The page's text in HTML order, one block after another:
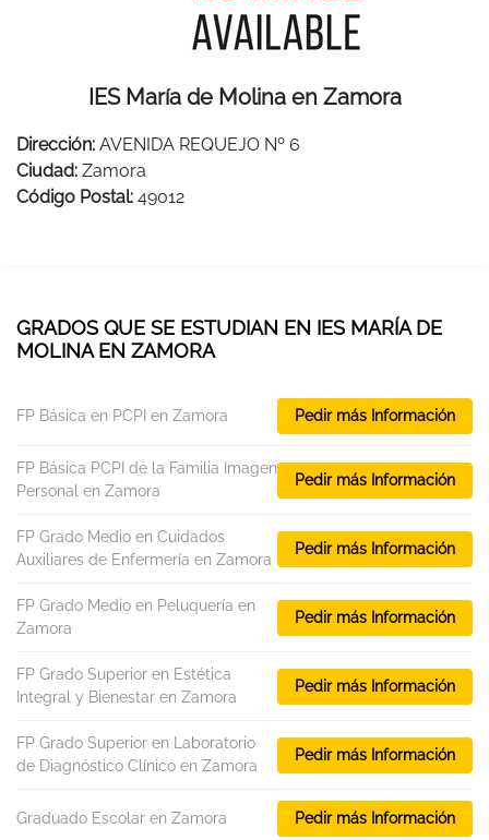
IES María de Molina en Zamora
Dirección: AVENIDA REQUEJO Nº 6
Ciudad: Zamora
Código Postal: 49012
GRADOS QUE SE ESTUDIAN EN IES MARÍA DE
MOLINA EN ZAMORA
FP Básica en PCPI en Zamora Pedir más Información
FP Básica PCPI de la Familia Imagen
Personal en Zamora
Pedir más Información
FP Grado Medio en Cuidados
Auxiliares de Enfermería en Zamora
Pedir más Información
FP Grado Medio en Peluquería en
Zamora
Pedir más Información
FP Grado Superior en Estética
Integral y Bienestar en Zamora
Pedir más Información
FP Grado Superior en Laboratorio
de Diagnóstico Clínico en Zamora
Pedir más Información
Graduado Escolar en Zamora Pedir más Información